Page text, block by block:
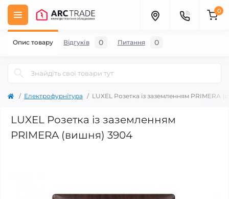
0
Електрофурнітура LUXEL Розетка із заземленням PRIMERA
LUXEL Розетка із заземленням
PRIMERA (вишня) 3904
Опис товару Відгуків 0 Питання 0